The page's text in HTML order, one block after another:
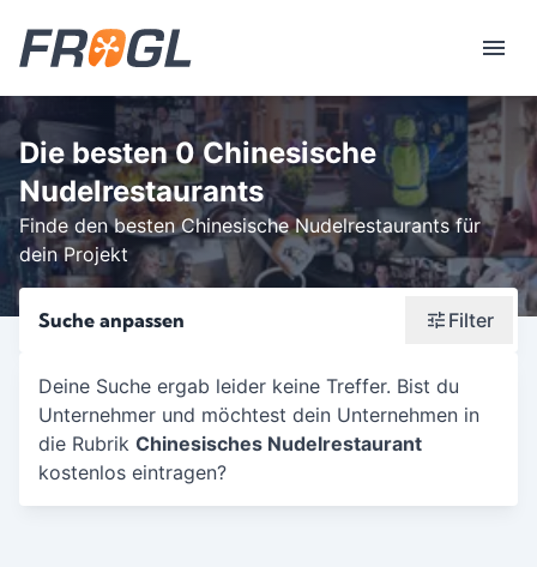
Die besten 0 Chinesische
Nudelrestaurants
Finde den besten Chinesische Nudelrestaurants für
dein Projekt
Suche anpassen Filter
Wonach suchst du?
Stadt oder Postleitzahl
Deine Suche ergab leider keine Treffer. Bist du
Unternehmer und möchtest dein Unternehmen in
die Rubrik Chinesisches Nudelrestaurant
kostenlos eintragen?